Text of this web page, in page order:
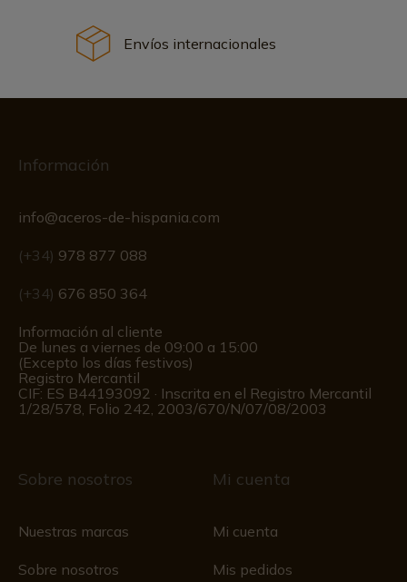
Envíos internacionales
Información
info@aceros-de-hispania.com
(+34) 978 877 088
(+34) 676 850 364
Información al cliente
De lunes a viernes de 09:00 a 15:00
(Excepto los días festivos)
Registro Mercantil
CIF: ES B44193092 · Inscrita en el Registro Mercantil
1/28/578, Folio 242, 2003/670/N/07/08/2003
Sobre nosotros
Nuestras marcas
Sobre nosotros
Mi cuenta
Mi cuenta
Mis pedidos